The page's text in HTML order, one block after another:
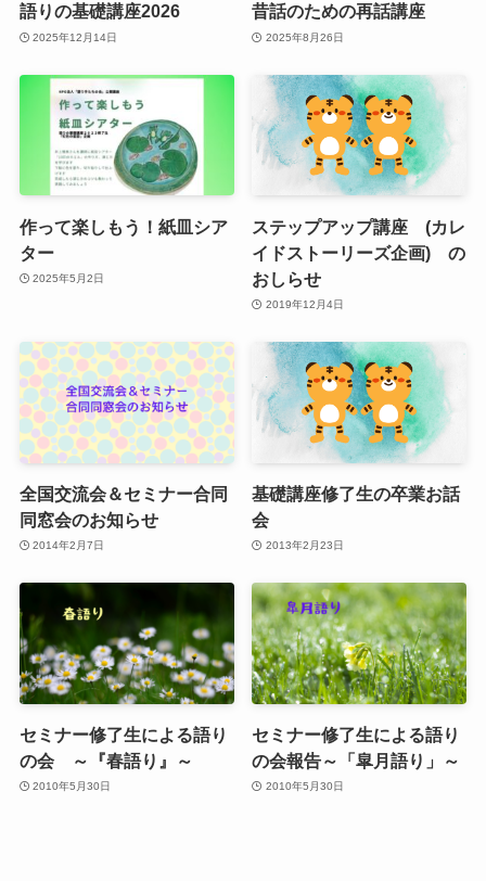
語りの基礎講座2026
2025年12月14日
昔話のための再話講座
2025年8月26日
作って楽しもう！紙皿シア
ター
2025年5月2日
ステップアップ講座 (カレ
イドストーリーズ企画) の
おしらせ
2019年12月4日
全国交流会＆セミナー合同
同窓会のお知らせ
2014年2月7日
基礎講座修了生の卒業お話
会
2013年2月23日
セミナー修了生による語り
の会 ～『春語り』～
2010年5月30日
セミナー修了生による語り
の会報告～「皐月語り」～
2010年5月30日